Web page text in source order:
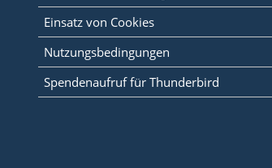
Einsatz von Cookies
Nutzungsbedingungen
Spendenaufruf für Thunderbird